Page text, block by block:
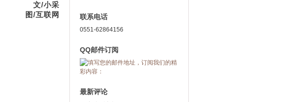
文/小采
图/互联网
联系电话
0551-62864156
QQ邮件订阅
最新评论